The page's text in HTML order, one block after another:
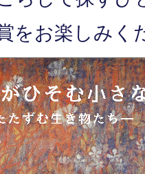
をお楽しみく